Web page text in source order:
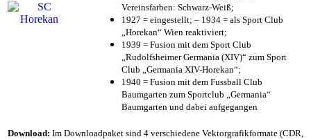
Vereinsfarben: Schwarz-Weiß;
1927 = eingestellt; – 1934 = als Sport Club
„Horekan“ Wien reaktiviert;
1939 = Fusion mit dem Sport Club
„Rudolfsheimer Germania (XIV)“ zum Sport
Club „Germania XIV-Horekan“;
1940 = Fusion mit dem Fussball Club
Baumgarten zum Sportclub „Germania“
Baumgarten und dabei aufgegangen
Download: Im Downloadpaket sind 4 verschiedene Vektorgrafikformate (CDR,